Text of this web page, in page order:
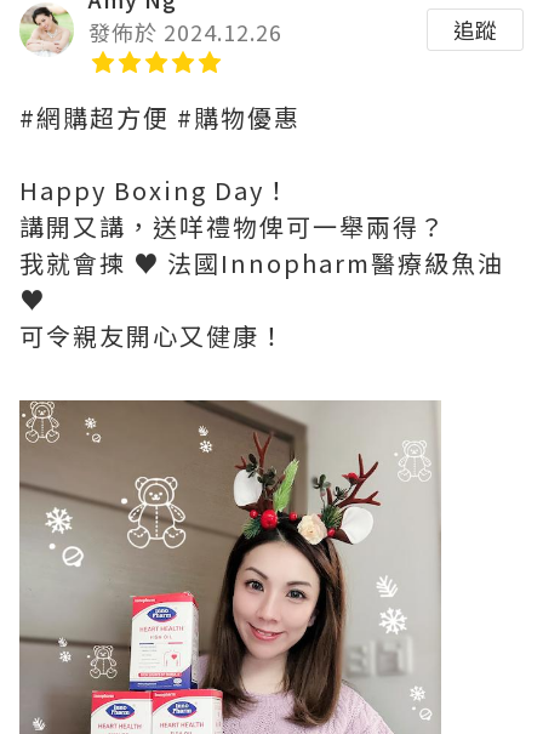
發佈於 2024.12.26
追蹤
#網購超方便 #購物優惠
Happy Boxing Day！
講開又講，送咩禮物俾可一舉兩得？
我就會揀 ♥ 法國Innopharm醫療級魚油
♥
可令親友開心又健康！